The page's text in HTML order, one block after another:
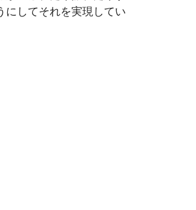
にしてそれを実現してい